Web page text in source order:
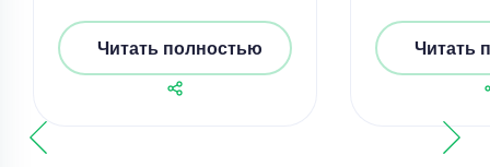
Читать полностью Читать